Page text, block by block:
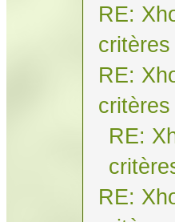
RE:
RE:
RE:
RE: